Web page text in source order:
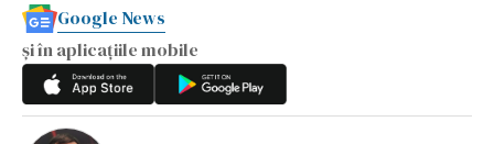
Google News
și în aplicațiile mobile